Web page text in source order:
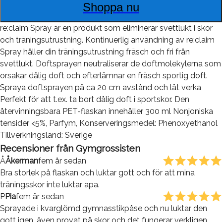
Shoppa nu
re:claim Spray är en produkt som eliminerar svettlukt i skor
och träningsutrustning. Kontinuerlig användning av re:claim
Spray håller din träningsutrustning fräsch och fri från
svettlukt. Doftsprayen neutraliserar de doftmolekylerna som
orsakar dålig doft och efterlämnar en fräsch sportig doft.
Spraya doftsprayen på ca 20 cm avstånd och låt verka
Perfekt för att t.ex. ta bort dålig doft i sportskor. Den
återvinningsbara PET-flaskan innehåller 300 ml Nonjoniska
tensider <5%, Parfym, Konserveringsmedel: Phenoxyethanol
Tillverkningsland: Sverige
Recensioner från Gymgrossisten
ÅÅkermanfem år sedan
Bra storlek på flaskan och luktar gott och för att mina
träningsskor inte luktar apa.
PPiafem år sedan
Sprayade i kvarglömd gymnasstikpåse och nu luktar den